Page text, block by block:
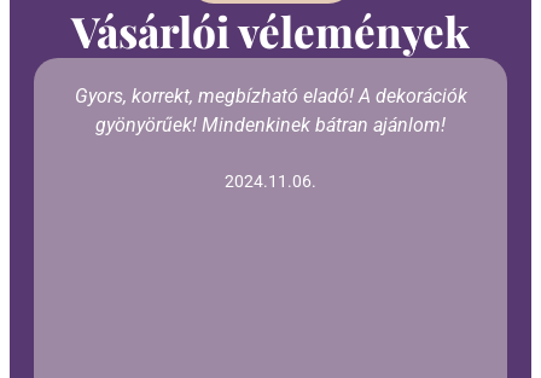
Vásárlói vélemények
Gyors, korrekt, megbízható eladó! A dekorációk
gyönyörűek! Mindenkinek bátran ajánlom!
2024.11.06.